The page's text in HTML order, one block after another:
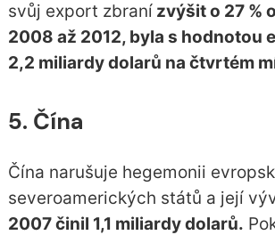
svůj export zbranízvýšit o 27 %
2008 až 2012, byla s hodnotou
2,2 miliardy dolarů na čtvrtém
5. Čína
Čína narušuje hegemonii
severoamerických států a její
2007 činil 1,1 miliardy dolarů.